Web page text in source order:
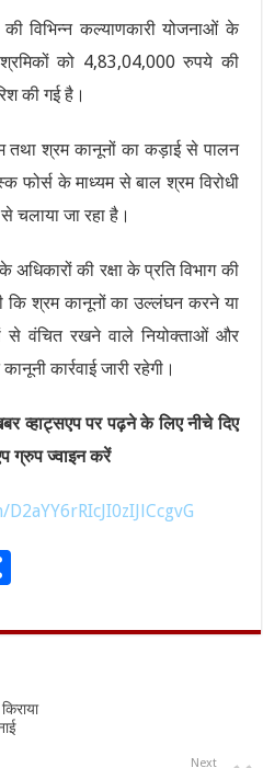
की विभिन्न कल्याणकारी योजनाओं के
को 4,83,04,000 रुपये की
की गई है।
तथा श्रम कानूनों का कड़ाई से पालन
फोर्स के माध्यम से बाल श्रम विरोधी
चलाया जा रहा है।
की रक्षा के प्रति विभाग की
कि श्रम कानूनों का उल्लंघन करने या
से वंचित रखने वाले नियोक्ताओं और
कार्रवाई जारी रहेगी।
व्हाट्सएप पर पढ़ने के लिए नीचे दिए
ग्रुप ज्वाइन करें
ar
Next